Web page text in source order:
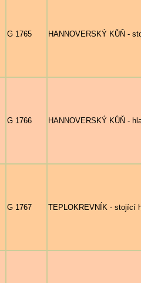
G 1765 HANNOVERSKÝ KŮŇ -
G 1766 HANNOVERSKÝ KŮŇ -
G 1767 TEPLOKREVNÍK - stojící